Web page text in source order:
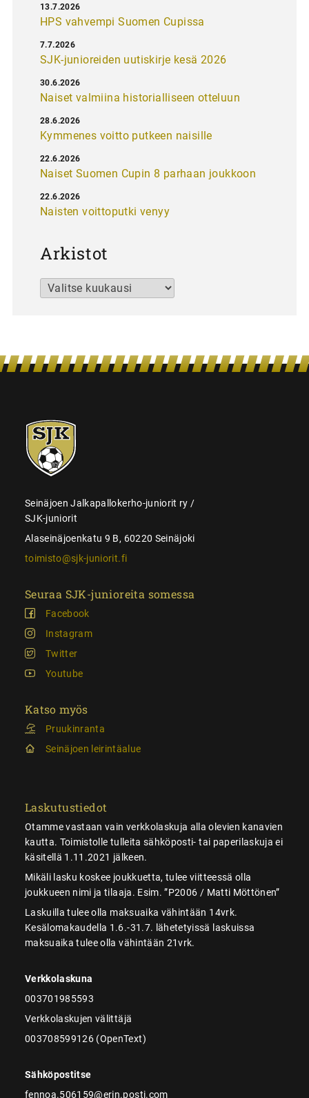
HPS vahvempi Suomen Cupissa
13.7.2026
SJK-junioreiden uutiskirje kesä 2026
7.7.2026
Naiset valmiina historialliseen otteluun
30.6.2026
Kymmenes voitto putkeen naisille
28.6.2026
Naiset Suomen Cupin 8 parhaan joukkoon
22.6.2026
Naisten voittoputki venyy
22.6.2026
Arkistot
Arkistot
SJK-
juniorit
Seinäjoen Jalkapallokerho-juniorit ry /
SJK-juniorit
Alaseinäjoenkatu 9 B, 60220 Seinäjoki
toimisto@sjk-juniorit.fi
Seuraa SJK-junioreita somessa
Facebook
Instagram
Twitter
Youtube
Katso myös
Pruukinranta
Seinäjoen leirintäalue
Laskutustiedot
Otamme vastaan vain verkkolaskuja alla olevien kanavien
kautta. Toimistolle tulleita sähköposti- tai paperilaskuja ei
käsitellä 1.11.2021 jälkeen.
Mikäli lasku koskee joukkuetta, tulee viitteessä olla
joukkueen nimi ja tilaaja. Esim. ”P2006 / Matti Möttönen”
Laskuilla tulee olla maksuaika vähintään 14vrk.
Kesälomakaudella 1.6.-31.7. lähetetyissä laskuissa
maksuaika tulee olla vähintään 21vrk.
Verkkolaskuna
003701985593
Verkkolaskujen välittäjä
003708599126 (OpenText)
Sähköpostitse
fennoa.506159@erin.posti.com